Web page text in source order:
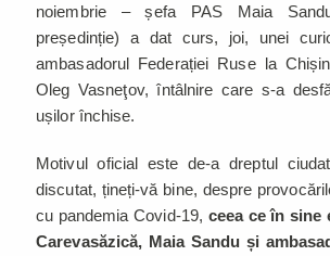
noiembrie – șefa PAS Maia
președinție) a dat curs, joi, unei
ambasadorul Federației Ruse la
Oleg Vasneţov, întâlnire care s-a
ușilor închise.
Motivul oficial este de-a dreptul
discutat, țineți-vă bine, despre
cu pandemia Covid-19, ceea ce în sine
Carevasăzică, Maia Sandu și